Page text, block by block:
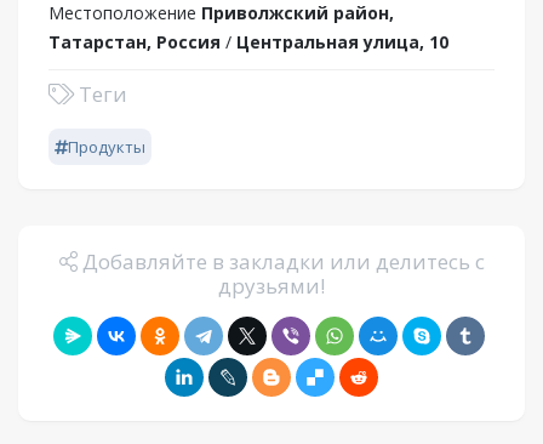
Местоположение Приволжский район,
Татарстан, Россия / Центральная улица, 10
Теги
Продукты
Добавляйте в закладки или делитесь с
друзьями!